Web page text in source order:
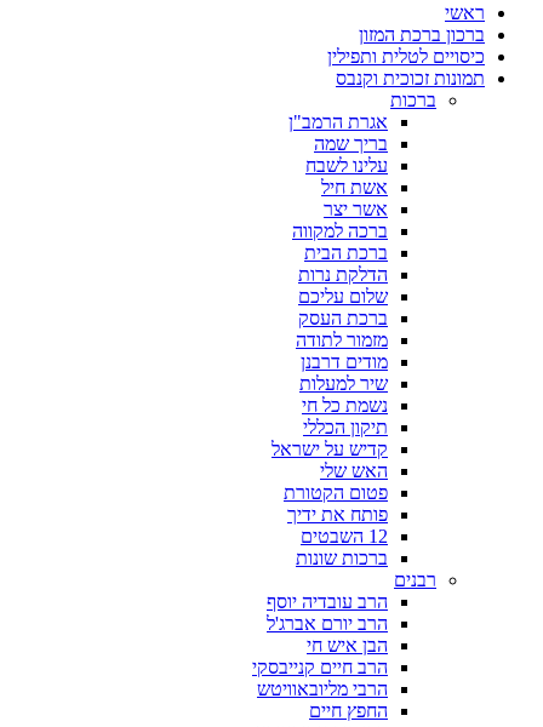
ראשי
ברכון ברכת המזון
כיסויים לטלית ותפילין
תמונות זכוכית וקנבס
ברכות
אגרת הרמב"ן
בריך שמה
עלינו לשבח
אשת חיל
אשר יצר
ברכה למקווה
ברכת הבית
הדלקת נרות
שלום עליכם
ברכת העסק
מזמור לתודה
מודים דרבנן
שיר למעלות
נשמת כל חי
תיקון הכללי
קדיש על ישראל
האש שלי
פטום הקטורת
פותח את ידיך
12 השבטים
ברכות שונות
רבנים
הרב עובדיה יוסף
הרב יורם אברג'ל
הבן איש חי
הרב חיים קנייבסקי
הרבי מליובאוויטש
החפץ חיים